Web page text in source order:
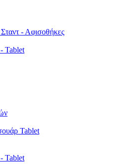
Σταντ - Αφισοθήκες
Tablet
Tablet
Tablet